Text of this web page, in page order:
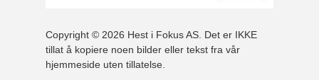
Copyright © 2026 Hest i Fokus AS. Det er IKKE
tillat å kopiere noen bilder eller tekst fra vår
hjemmeside uten tillatelse.